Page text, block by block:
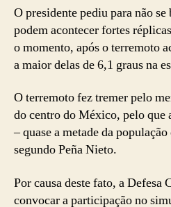
O presidente pediu para não
podem acontecer fortes
o momento, após o terremoto
a maior delas de 6,1 graus na
O terremoto fez tremer pelo
do centro do México, pelo que
– quase a metade da
segundo Peña Nieto.
Por causa deste fato, a
convocar a participação no